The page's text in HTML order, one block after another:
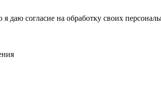
даю согласие на обработку своих